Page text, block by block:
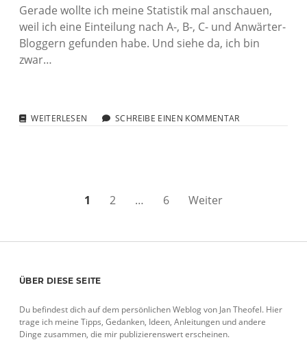
Gerade wollte ich meine Statistik mal anschauen,
weil ich eine Einteilung nach A-, B-, C- und Anwärter-
Bloggern gefunden habe. Und siehe da, ich bin
zwar…
WEITERLESEN FIREFOXSCHREIBE EINEN KOMMENTAR
Seitennummerierung
1 2 … 6 Weiter
Sidebar
ÜBER DIESE SEITE
Du befindest dich auf dem persönlichen Weblog von Jan Theofel. Hier
trage ich meine Tipps, Gedanken, Ideen, Anleitungen und andere
Dinge zusammen, die mir publizierenswert erscheinen.